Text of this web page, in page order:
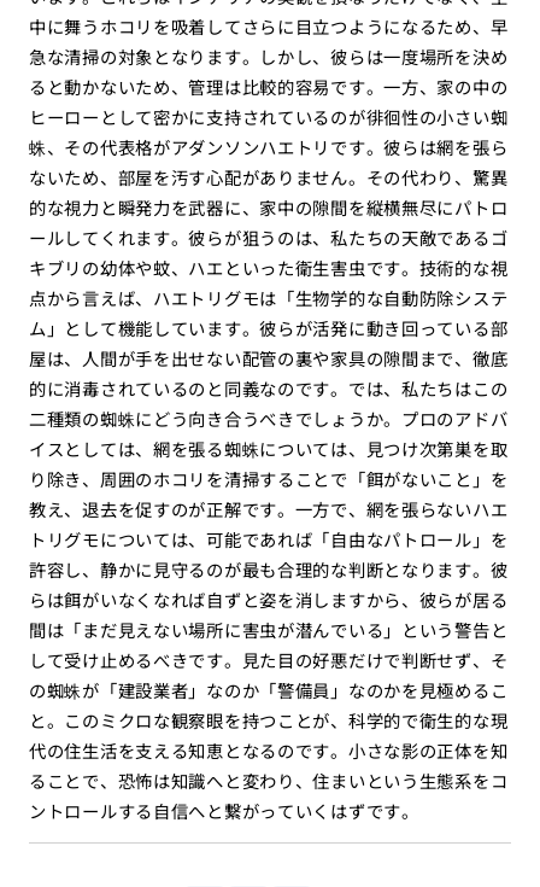
中に舞うホコリを吸着してさらに目立つようになるため、早
急な清掃の対象となります。しかし、彼らは一度場所を決め
ると動かないため、管理は比較的容易です。一方、家の中の
ヒーローとして密かに支持されているのが徘徊性の小さい蜘
蛛、その代表格がアダンソンハエトリです。彼らは網を張ら
ないため、部屋を汚す心配がありません。その代わり、驚異
的な視力と瞬発力を武器に、家中の隙間を縦横無尽にパトロ
ールしてくれます。彼らが狙うのは、私たちの天敵であるゴ
キブリの幼体や蚊、ハエといった衛生害虫です。技術的な視
点から言えば、ハエトリグモは「生物学的な自動防除システ
ム」として機能しています。彼らが活発に動き回っている部
屋は、人間が手を出せない配管の裏や家具の隙間まで、徹底
的に消毒されているのと同義なのです。では、私たちはこの
二種類の蜘蛛にどう向き合うべきでしょうか。プロのアドバ
イスとしては、網を張る蜘蛛については、見つけ次第巣を取
り除き、周囲のホコリを清掃することで「餌がないこと」を
教え、退去を促すのが正解です。一方で、網を張らないハエ
トリグモについては、可能であれば「自由なパトロール」を
許容し、静かに見守るのが最も合理的な判断となります。彼
らは餌がいなくなれば自ずと姿を消しますから、彼らが居る
間は「まだ見えない場所に害虫が潜んでいる」という警告と
して受け止めるべきです。見た目の好悪だけで判断せず、そ
の蜘蛛が「建設業者」なのか「警備員」なのかを見極めるこ
と。このミクロな観察眼を持つことが、科学的で衛生的な現
代の住生活を支える知恵となるのです。小さな影の正体を知
ることで、恐怖は知識へと変わり、住まいという生態系をコ
ントロールする自信へと繋がっていくはずです。